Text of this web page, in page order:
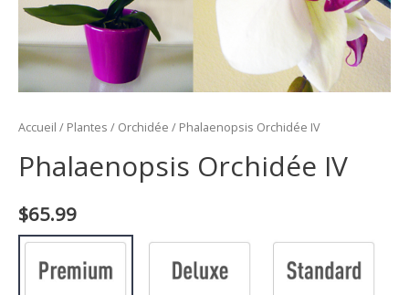
Accueil / Plantes / Orchidée / Phalaenopsis Orchidée IV
Phalaenopsis Orchidée IV
$65.99